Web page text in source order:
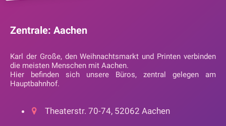
Zentrale: Aachen
Karl der Große, den Weihnachtsmarkt und Printen verbinden
die meisten Menschen mit Aachen.
Hier befinden sich unsere Büros, zentral gelegen am
Hauptbahnhof.
Theaterstr. 70-74, 52062 Aachen